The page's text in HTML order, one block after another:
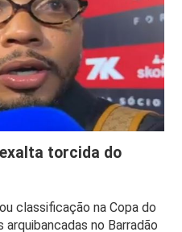
torcida do
classificação na Copa do
no Barradão